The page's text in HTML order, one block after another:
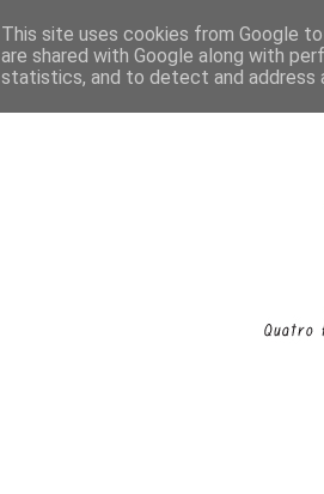
This site uses cookies from Google
are shared with Google along with
statistics, and to detect and address